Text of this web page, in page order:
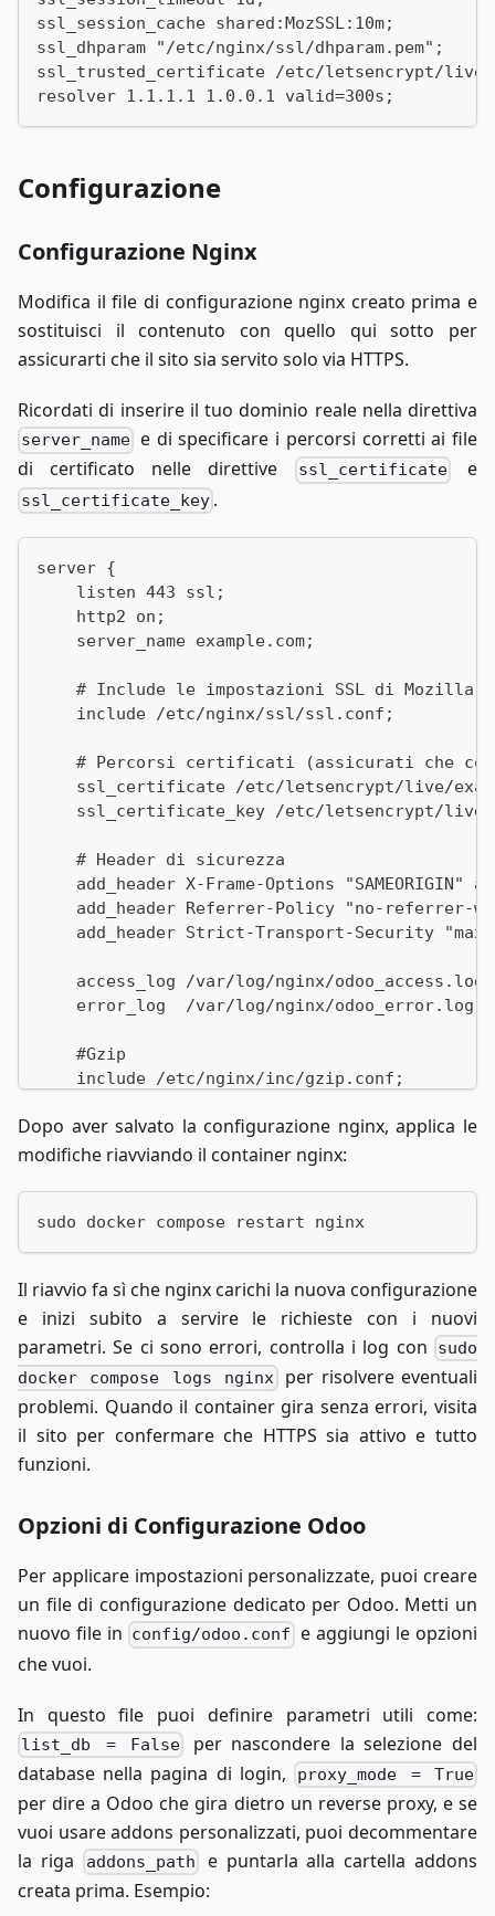
ssl_session_cache shared:MozSSL:10m;
ssl_dhparam "/etc/nginx/ssl/dhparam.pem";
ssl_trusted_certificate /etc/letsencrypt/live/
resolver 1.1.1.1 1.0.0.1 valid=300s;
Configurazione
Configurazione Nginx
Modifica il file di configurazione nginx creato prima e
sostituisci il contenuto con quello qui sotto per
assicurarti che il sito sia servito solo via HTTPS.
Ricordati di inserire il tuo dominio reale nella direttiva
server_name e di specificare i percorsi corretti ai file
di certificato nelle direttive
ssl_certificate e
ssl_certificate_key .
server {
    listen 443 ssl;
    http2 on;
    server_name example.com;
    # Include le impostazioni SSL di Mozilla
    include /etc/nginx/ssl/ssl.conf;
# Percorsi certificati (assicurati che
ssl_certificate /etc/letsencrypt/live/
ssl_certificate_key /etc/letsencrypt/
    # Header di sicurezza
add_header X-Frame-Options "SAMEORIGIN"
add_header Referrer-Policy "no-referrer-
add_header Strict-Transport-Security
    access_log /var/log/nginx/odoo_access.log;
    error_log  /var/log/nginx/odoo_error.log;
    #Gzip
    include /etc/nginx/inc/gzip.conf;
    # Proxy per Odoo
    location / {
proxy_set_header Upgrade
        proxy_set_header Connection "upgrade";
        proxy_cache_bypass $http_upgrade;
proxy_set_header X-Real-IP
proxy_set_header X-Forwarded-For
        proxy_set_header X-NginX-Proxy true;
proxy_set_header X-Forwarded-Proto
proxy_set_header X-Forwarded-Host
        proxy_redirect off;
        proxy_request_buffering off;
        proxy_connect_timeout 30s;
        proxy_send_timeout    60s;
        proxy_read_timeout    60s;
        send_timeout          60s;
    }
    # Cache per file statici
        proxy_cache_valid 200 60m;
        proxy_buffering on;
        expires 864000;
        proxy_pass http://odoo:8069;
    }
    # Timeout aumentati per long polling
    location /longpolling {
        proxy_pass http://odoo:8069;
Dopo aver salvato la configurazione nginx, applica le
modifiche riavviando il container nginx:
sudo docker compose restart nginx
Il riavvio fa sì che nginx carichi la nuova configurazione
e inizi subito a servire le richieste con i nuovi
parametri. Se ci sono errori, controlla i log con
sudo
docker compose logs nginx
per risolvere eventuali
problemi. Quando il container gira senza errori, visita
il sito per confermare che HTTPS sia attivo e tutto
funzioni.
Opzioni di Configurazione Odoo
Per applicare impostazioni personalizzate, puoi creare
un file di configurazione dedicato per Odoo. Metti un
nuovo file in config/odoo.conf e aggiungi le opzioni
che vuoi.
In questo file puoi definire parametri utili come:
list_db = False
per nascondere la selezione del
database nella pagina di login,
proxy_mode = True
per dire a Odoo che gira dietro un reverse proxy, e se
vuoi usare addons personalizzati, puoi decommentare
la riga
addons_path
e puntarla alla cartella addons
creata prima. Esempio: